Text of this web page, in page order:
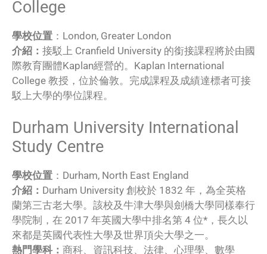
College
學校位置 ：London, Greater London
介紹： 接駁上 Cranfield University 的銜接課程將於由國
際教育團體Kaplan經營的。Kaplan International
College 教授，位於倫敦。完成課程及成績達標者可接
駁上大學的學位課程。
Durham University International
Study Centre
學校位置 ：Durham, North East England
介紹： Durham University 創校於 1832 年，為全英格
蘭第三古老大學。該校及牛津大學與劍橋大學同樣奉行
學院制，在 2017 年英國大學中排名第 4 位*，長久以
來都是英國代表性大學及世界頂尖大學之一。
熱門學科： 商科、資訊科技、法律、心理學、數學